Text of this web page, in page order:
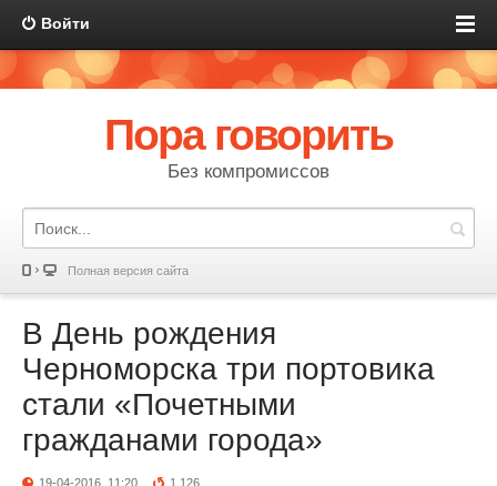
Войти
Пора говорить
Без компромиссов
Полная версия сайта
В День рождения
Черноморска три портовика
стали «Почетными
гражданами города»
19-04-2016, 11:20 1 126